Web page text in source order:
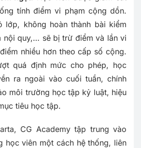
tính điểm vi phạm cộng dồn.
lớp, không hoàn thành bài kiểm
nội quy,… sẽ bị trừ điểm và lần vi
nhiều hơn theo cấp số cộng.
quá định mức cho phép, học
ra ngoài vào cuối tuần, chính
môi trường học tập kỷ luật, hiệu
tiêu học tập.
CG Academy tập trung vào
học viên một cách hệ thống, liên